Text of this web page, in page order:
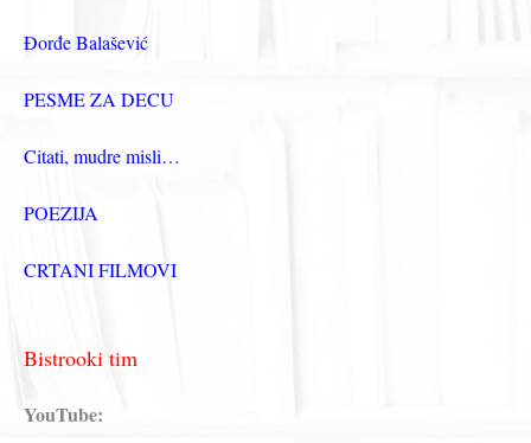
Đorđe Balašević
PESME ZA DECU
Citati, mudre misli…
POEZIJA
CRTANI FILMOVI
Bistrooki tim
YouTube: